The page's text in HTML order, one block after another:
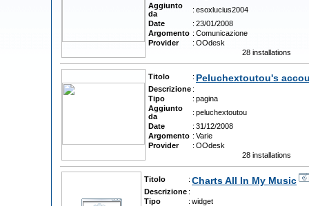
Aggiunto
da
: esoxlucius2004
Date
: 23/01/2008
Argomento : Comunicazione
Provider
: OOdesk
28 installations
Titolo : Peluchextoutou's
Descrizione :
Tipo
: pagina
Aggiunto
da
: peluchextoutou
Date
: 31/12/2008
Argomento : Varie
Provider
: OOdesk
28 installations
Titolo : Charts All In My Music
Descrizione :
Tipo
: widget